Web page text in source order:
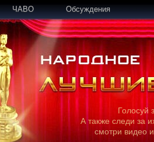
ЧАВО Обсуждения
Голосуй
А также следи за
смотри видео и